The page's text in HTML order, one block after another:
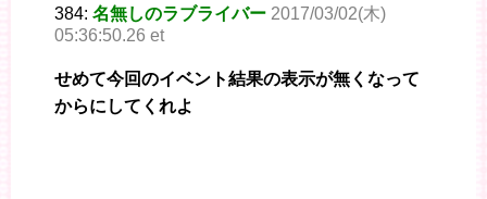
384: 名無しのラブライバー 2017/03/02(木)
05:36:50.26 et
せめて今回のイベント結果の表示が無くなって
からにしてくれよ